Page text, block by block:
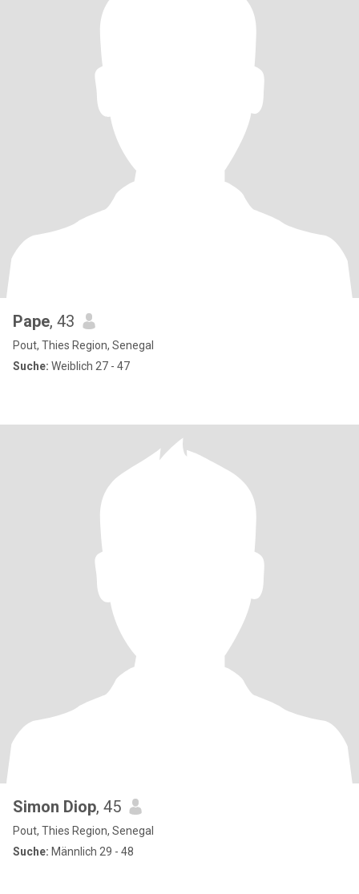
Pape, 43
Pout, Thies Region, Senegal
Suche: Weiblich 27 - 47
Simon Diop, 45
Pout, Thies Region, Senegal
Suche: Männlich 29 - 48